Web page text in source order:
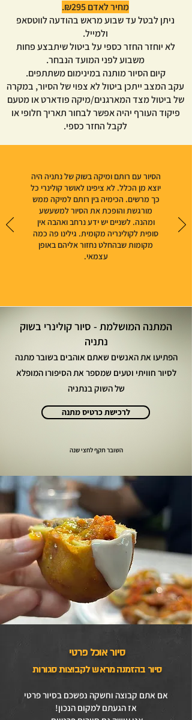
מחיר לאדם ₪295.
ניתן לבטל עד שבוע מראש בהודעה לווטסאפ
ולמייל.
לא יוחזר החזר כספי על ביטול שיתבצע פחות
משבוע לפני המועד הנבחר.
קיום הסיור מותנה במינימום משתתפים.
עקב המצב ייתכן ביטול לא צפוי של הסיור, במקרה
של ביטול מצד המארגנים/מיקה פודארט או מטעם
פיקוד העורף יהיה אפשר לבחור תאריך חלופי או
לקבל החזר כספי.
הסיור עם רותם ומיקה בשוק של נתניה היה
יוצא מן הכלל. לא ציפינו לאושר קולינרי כל
כך מרשים. הכימיה בין רותם למיקה ממש
מורגשת והופכת את הסיור למשעשע
ומהנה. לשניים יש ידע נרחב ואהבה אין
סופית לקולינריה מקומית. גילינו פה כמה
מקומות שבהחלט נחזור אליהם באופן
עצמאי.
המתנה המושלמת - סיור קולינרי בשוק
נתניה
הפתיעו את האנשים שאתם אוהבים בשוברמתנה
לסיור חוויתי וטעים שמספר את הסיפורו המופלא
של השוק בנתניה
השובר תקף לחצי שנה
לרכישת כרטיס מתנה
סיור אוכל פרטי
סיור בהזמנה מראש לקבוצות סגורות
אם אתם קבוצה וחשקה נפשכם בסיור פרטי
אז הגעתם למקום הנכון!